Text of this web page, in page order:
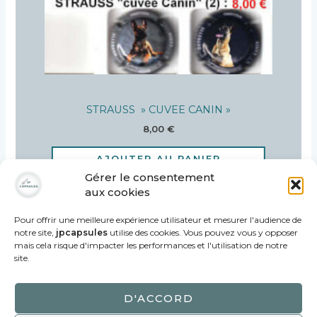
Gérer le consentement
aux cookies
Pour offrir une meilleure expérience utilisateur et mesurer l'audience de
notre site, jpcapsules utilise des cookies. Vous pouvez vous y opposer
mais cela risque d'impacter les performances et l'utilisation de notre
site.
D'ACCORD
STRAUSS » CUVEE CANIN »
8,00 €
AJOUTER AU PANIER
capsules de Champagne Propriétaires et